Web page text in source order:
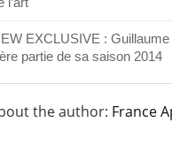
EXCLUSIVE :
partie de sa saison 2014
the author: France